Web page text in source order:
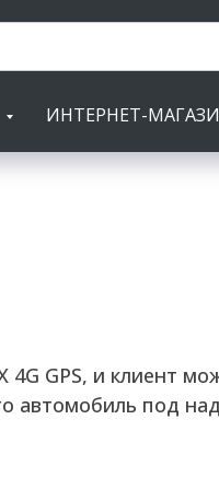
ИНТЕРНЕТ-
4G GPS, и клиент
автомобиль под